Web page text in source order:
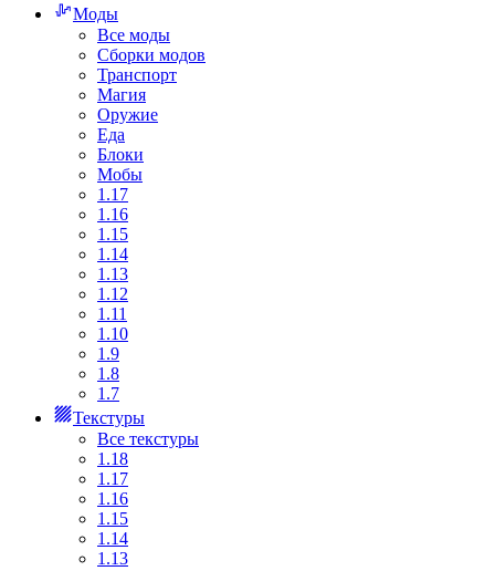
Моды
Все моды
Сборки модов
Транспорт
Магия
Оружие
Еда
Блоки
Мобы
1.17
1.16
1.15
1.14
1.13
1.12
1.11
1.10
1.9
1.8
1.7
Текстуры
Все текстуры
1.18
1.17
1.16
1.15
1.14
1.13